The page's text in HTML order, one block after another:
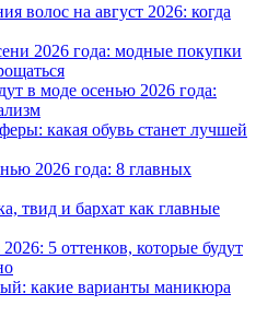
волос на август 2026: когда
2026 года: модные покупки
в моде осенью 2026 года:
какая обувь станет лучшей
2026 года: 8 главных
твид и бархат как главные
5 оттенков, которые будут
какие варианты маникюра